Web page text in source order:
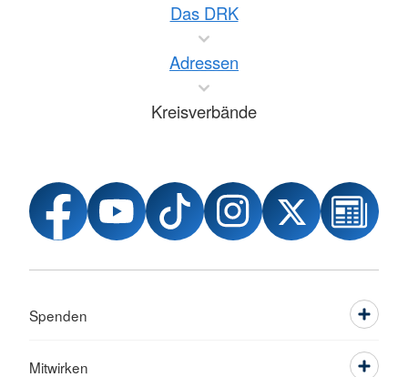
Das DRK
Adressen
Kreisverbände
Spenden
Mitwirken